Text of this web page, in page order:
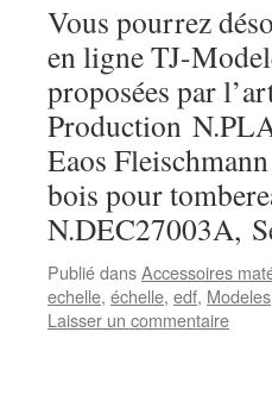
Vous pourrez
en ligne TJ-
proposées par
Production
Eaos
bois pour
N.DEC27003A,
Publié dansAccessoires
echelle, échelle, edf, Modeles
Laisser un commentaire